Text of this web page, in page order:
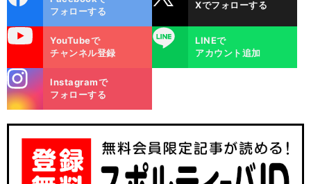
ok
フォローする
Xでフォローする
YouTubeで
チャンネル登録
LINE
LINEで
アカウント追加
m
Instagramで
フォローする